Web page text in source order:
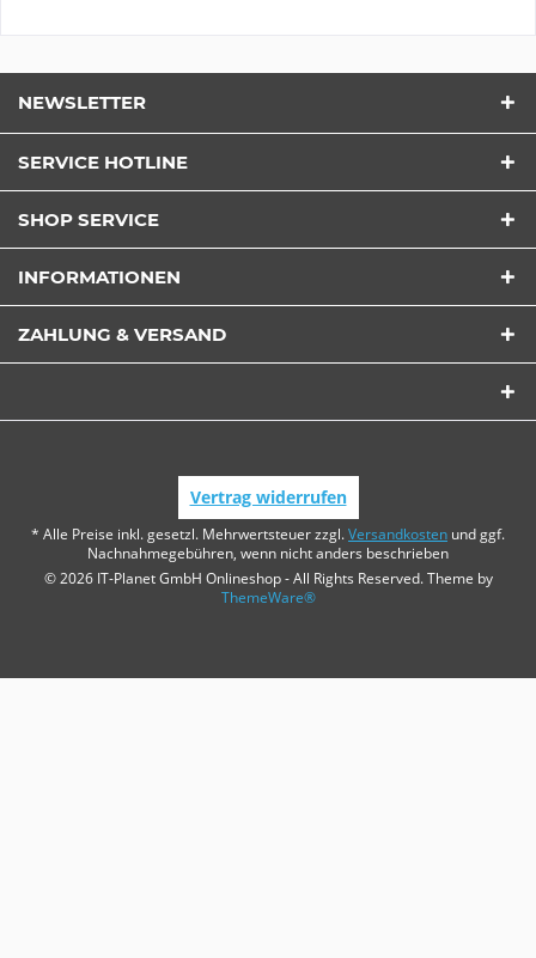
NEWSLETTER
SERVICE HOTLINE
SHOP SERVICE
INFORMATIONEN
ZAHLUNG & VERSAND
Vertrag widerrufen
* Alle Preise inkl. gesetzl. Mehrwertsteuer zzgl.Versandkosten und ggf.
Nachnahmegebühren, wenn nicht anders beschrieben
© 2026 IT-Planet GmbH Onlineshop - All Rights Reserved. Theme by
ThemeWare®